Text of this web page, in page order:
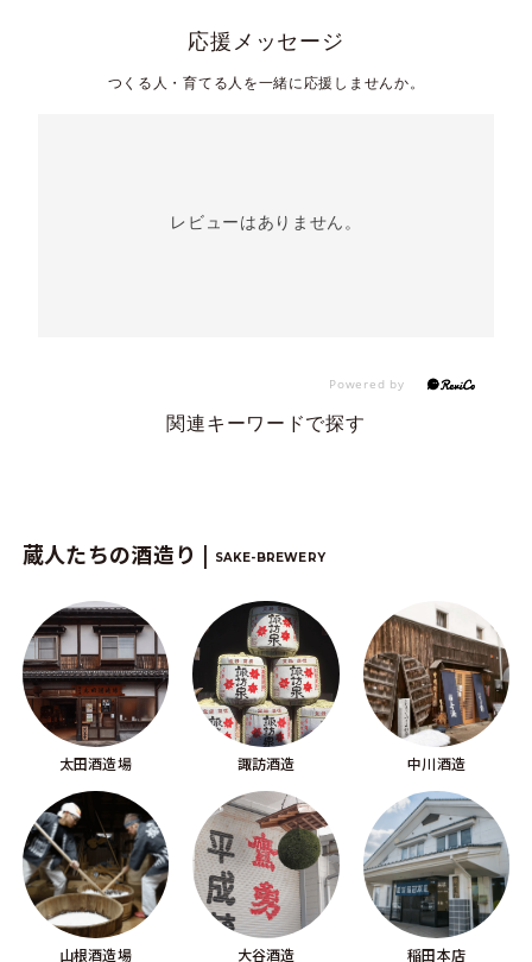
応援メッセージ
つくる人・育てる人を一緒に応援しませんか。
レビューはありません。
関連キーワードで探す
蔵人たちの酒造り | SAKE-BREWERY
太田酒造場 諏訪酒造 中川酒造
山根酒造場 大谷酒造 稲田本店